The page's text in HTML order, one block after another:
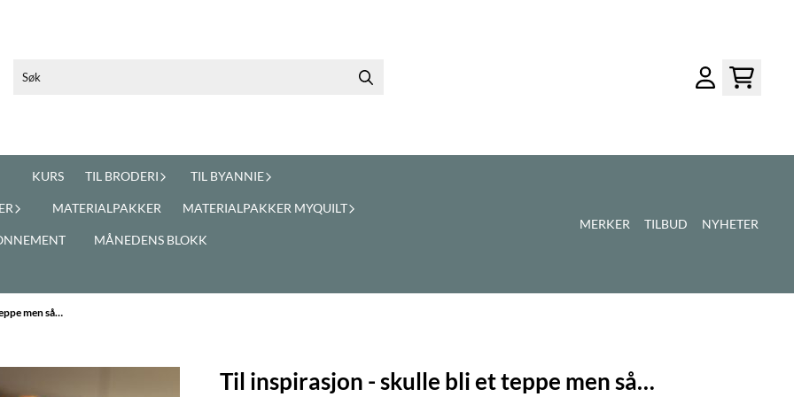
KURS TIL BRODERI TIL BYANNIE
MATERIALPAKKER MATERIALPAKKER MYQUILT
MÅNEDENS BLOKK
MERKER TILBUD NYHETER
men så…
Til inspirasjon - skulle bli et teppe men så…